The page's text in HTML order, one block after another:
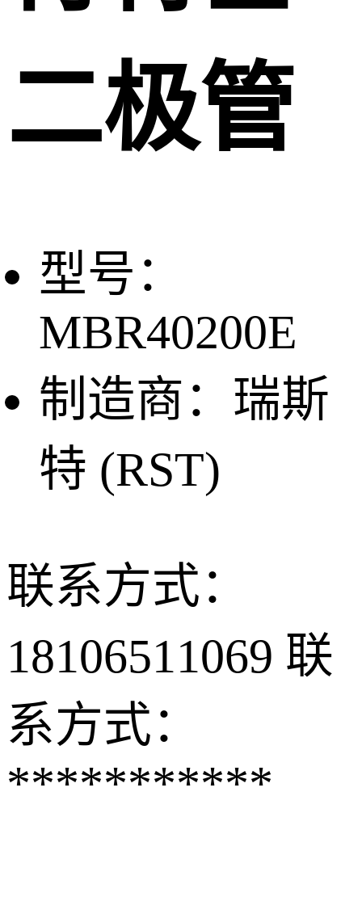
二极管
型号：
MBR40200E
制造商：瑞斯
特 (RST)
联系方式：
18106511069 联
系方式：
***********